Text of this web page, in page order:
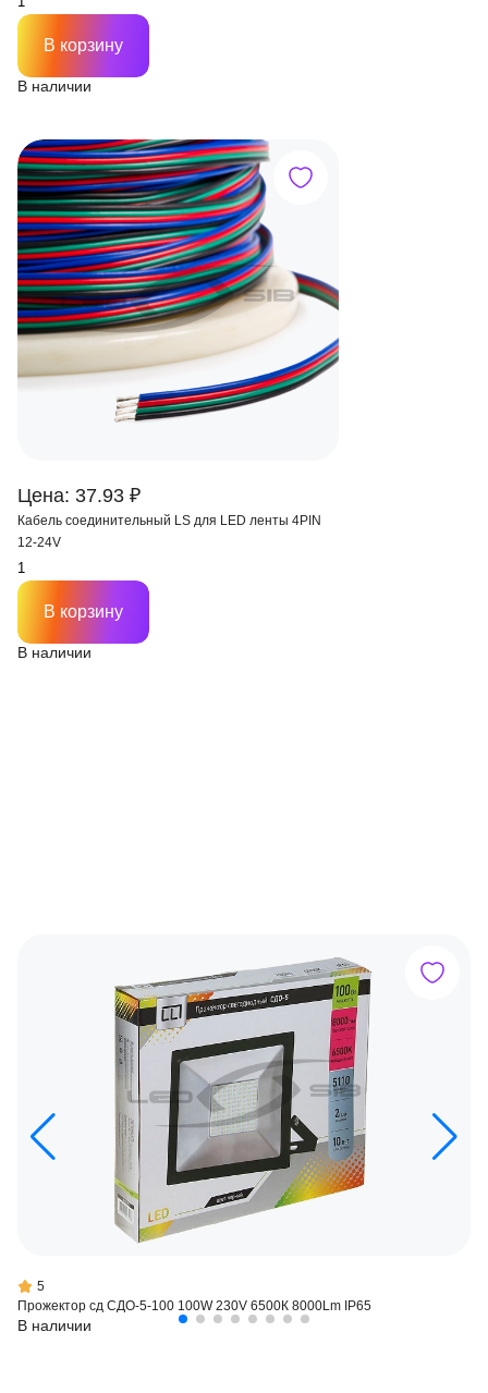
В наличии
В корзину
Цена: 37.93 ₽
Кабель соединительный LS для LED ленты 4PIN
12-24V
В наличии
В корзину
5
Прожектор сд СДО-5-100 100W 230V 6500К 8000Lm IP65
В наличии